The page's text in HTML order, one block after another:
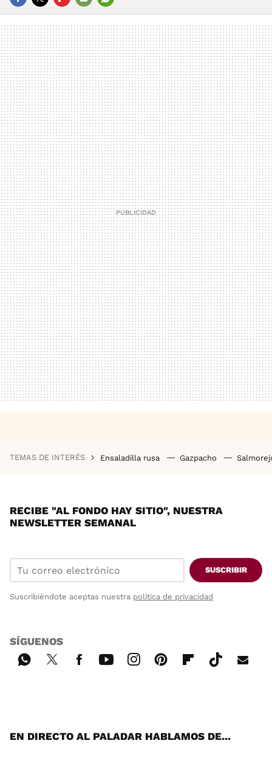
FACEBOOK
TWITTERFLIPBOARD
E-
MAIL
WHATSAPP
TEMAS DE INTERÉS Ensaladilla rusa Gazpacho
RECIBE "AL FONDO HAY SITIO", NUESTRA
NEWSLETTER SEMANAL
SUSCRIBIR
Suscribiéndote aceptas nuestra política de privacidad
SÍGUENOS
EN DIRECTO AL PALADAR HABLAMOS DE...